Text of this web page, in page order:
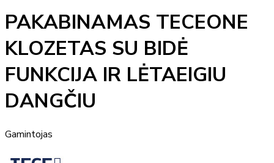
PAKABINAMAS TECEONE
KLOZETAS SU BIDĖ
FUNKCIJA IR LĖTAEIGIU
DANGČIU
Gamintojas